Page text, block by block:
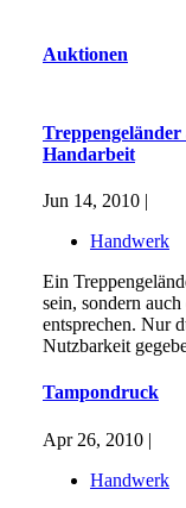
Auktionen
Handarbeit
Jun 14, 2010 |
Handwerk
Ein
sein, sondern
entsprechen. Nur
Nutzbarkeit
Tampondruck
Apr 26, 2010 |
Handwerk